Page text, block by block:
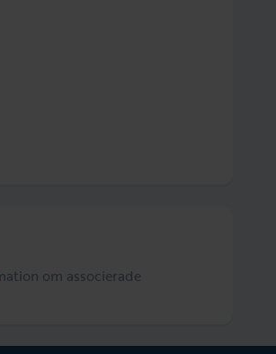
om associerade